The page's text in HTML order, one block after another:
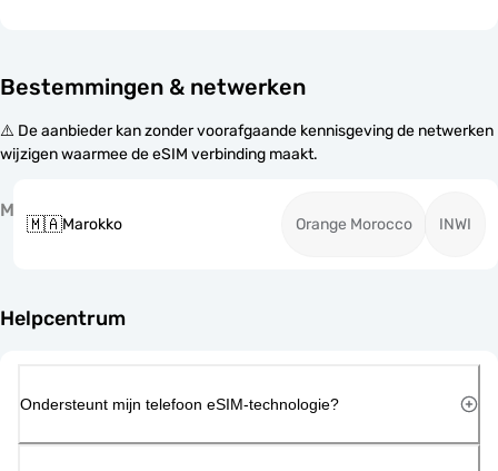
Bestemmingen & netwerken
⚠️ De aanbieder kan zonder voorafgaande kennisgeving de netwerken
wijzigen waarmee de eSIM verbinding maakt.
M
🇲🇦Marokko Orange Morocco INWI
Helpcentrum
Ondersteunt mijn telefoon eSIM-technologie?